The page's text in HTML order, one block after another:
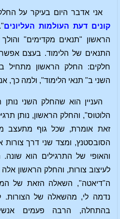
אני אדבר היום בעיקר על
קונים דעת העולמות העליונים
הראשון "תנאים מקדימים"
התנאים של הלימוד. בעצם
חלקים: החלק הראשון מתחיל
השני ב" תנאי הלימוד", ולמה כך,
העניין הוא שהחלק השני
הלוטוס", והחלק הראשון, נותן
זאת אומרת, שכל גוף מתעצב
הסובסטנץ, ומצד שני דרך
והאופי של התרגילים הוא
לעיצוב צורות, והחלק הראשון אלה
ה"דיאטה", השאלה הזאת של
נדמה לי, מהשאלה של הצורות.
בהתחלה, הרבה פעמים